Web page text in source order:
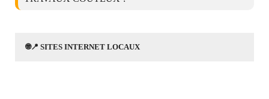
🌐📍 SITES INTERNET LOCAUX